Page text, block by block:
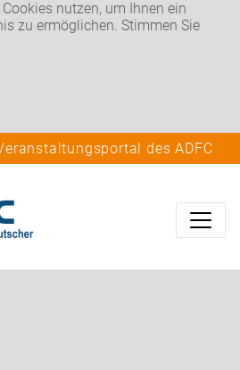
nutzen, um Ihnen ein
zu ermöglichen. Stimmen Sie
des ADFC